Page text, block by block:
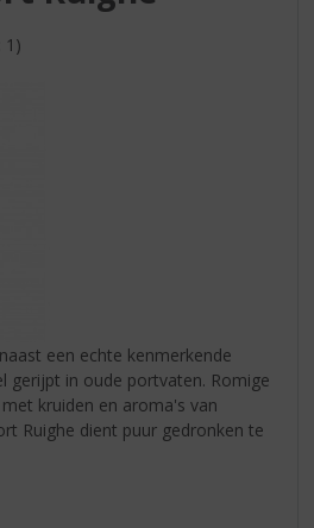
1)
een echte kenmerkende
gerijpt in oude portvaten. Romige
kruiden en aroma's van
Ruighe dient puur gedronken te